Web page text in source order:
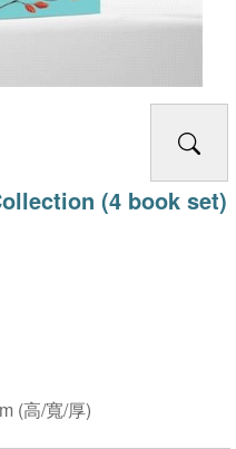
(4 book set)
(高/寬/厚)